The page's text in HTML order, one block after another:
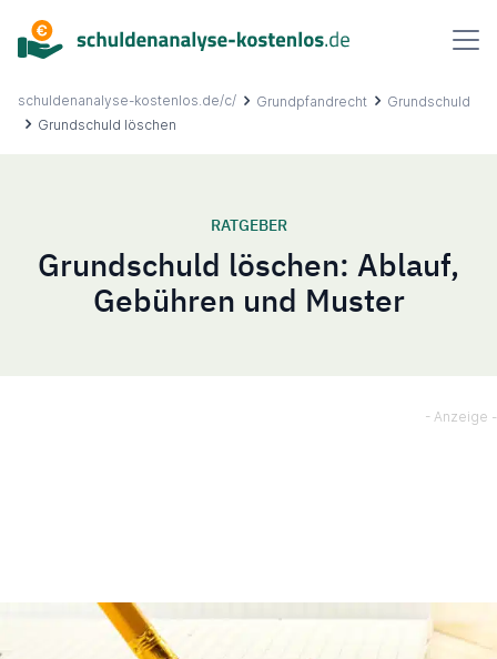
springen
schuldenanalyse-kostenlos.de/c/ Grundpfandrecht
Grundschuld
Grundschuld löschen
RATGEBER
Grundschuld löschen: Ablauf,
Gebühren und Muster